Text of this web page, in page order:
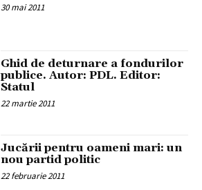
30 mai 2011
Ghid de deturnare a fondurilor
publice. Autor: PDL. Editor:
Statul
22 martie 2011
Jucării pentru oameni mari: un
nou partid politic
22 februarie 2011